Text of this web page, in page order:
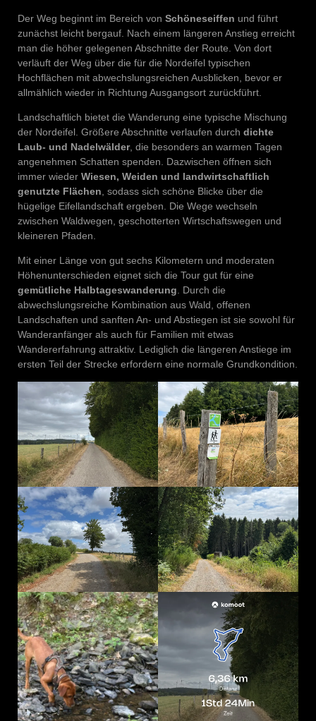
Der Weg beginnt im Bereich von Schöneseiffen und führt
zunächst leicht bergauf. Nach einem längeren Anstieg erreicht
man die höher gelegenen Abschnitte der Route. Von dort
verläuft der Weg über die für die Nordeifel typischen
Hochflächen mit abwechslungsreichen Ausblicken, bevor er
allmählich wieder in Richtung Ausgangsort zurückführt.
Landschaftlich bietet die Wanderung eine typische Mischung
der Nordeifel. Größere Abschnitte verlaufen durch dichte
Laub- und Nadelwälder, die besonders an warmen Tagen
angenehmen Schatten spenden. Dazwischen öffnen sich
immer wieder Wiesen, Weiden und landwirtschaftlich
genutzte Flächen , sodass sich schöne Blicke über die
hügelige Eifellandschaft ergeben. Die Wege wechseln
zwischen Waldwegen, geschotterten Wirtschaftswegen und
kleineren Pfaden.
Mit einer Länge von gut sechs Kilometern und moderaten
Höhenunterschieden eignet sich die Tour gut für eine
gemütliche Halbtageswanderung . Durch die
abwechslungsreiche Kombination aus Wald, offenen
Landschaften und sanften An- und Abstiegen ist sie sowohl für
Wanderanfänger als auch für Familien mit etwas
Wandererfahrung attraktiv. Lediglich die längeren Anstiege im
ersten Teil der Strecke erfordern eine normale Grundkondition.